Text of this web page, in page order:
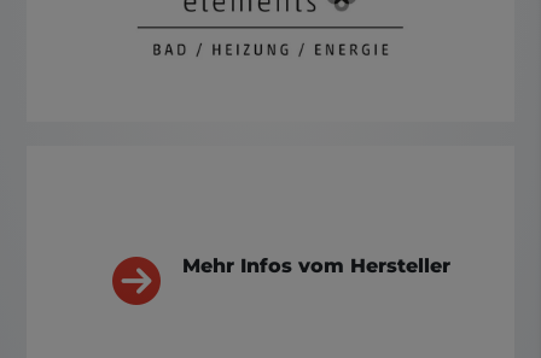
Mehr Infos vom Hersteller